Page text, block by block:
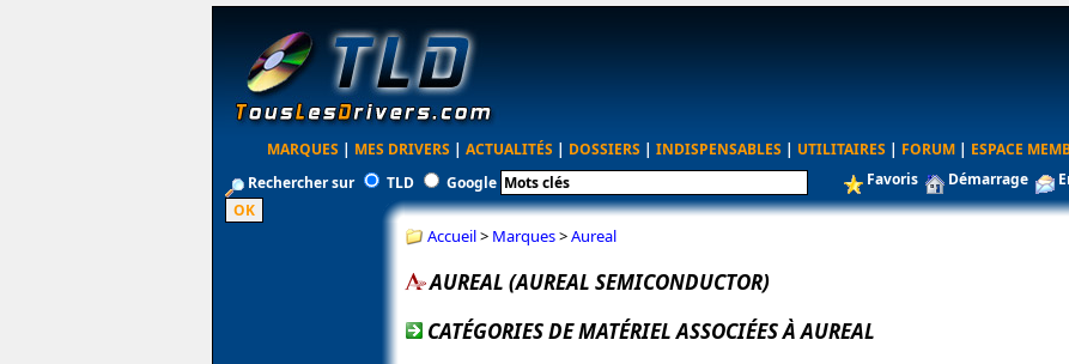
MARQUES | MES DRIVERS | ACTUALITÉS | DOSSIERS | INDISPENSABLES | UTILITAIRES | FORUM | ESPACE
Rechercher sur
TLD Google Favoris Démarrage
Accueil> Marques>Aureal
AUREAL (AUREAL SEMICONDUCTOR)
CATÉGORIES DE MATÉRIEL ASSOCIÉES À AUREAL